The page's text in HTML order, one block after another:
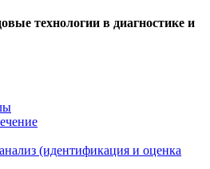
технологии в диагностике и
(идентификация и оценка